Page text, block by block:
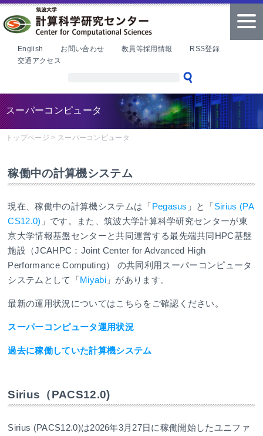
本文へ
English お問い合わせ 教員等採用情報
RSS登録
交通アクセス
スーパーコンピュータ
トップページ > スーパーコンピュータ
稼働中の計算機システム
現在、稼働中の計算機システムは「Pegasus 」と「Sirius (PA
CS12.0) 」です。また、筑波大学計算科学研究センターが東
京大学情報基盤センターと共同運営する最先端共同HPC基盤
施設（JCAHPC：Joint Center for Advanced High
Performance Computing） の共同利用スーパーコンピュータ
システムとして「Miyabi」があります。
最新の運用状況についてはこちらをご確認ください。
スーパーコンピュータ運用状況
過去に稼働していた計算機システム
Sirius（PACS12.0)
Sirius (PACS12.0)は2026年3月27日に稼働開始したユニファ